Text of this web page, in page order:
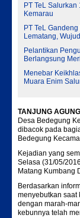
PT TeL
Kemarau
PT TeL
Lematang,
Pelantikan
Berlangsung
Menebar
Muara Enim
TANJUNG
Desa Bedegung
dibacok pada
Bedegung
Kejadian yang
Selasa (31/05/
Matang Kumbang
Berdasarkan
menyebutkan saat
dengan marah-
kebunnya telah